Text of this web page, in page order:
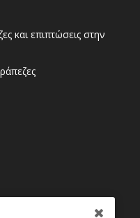
και επιπτώσεις στην